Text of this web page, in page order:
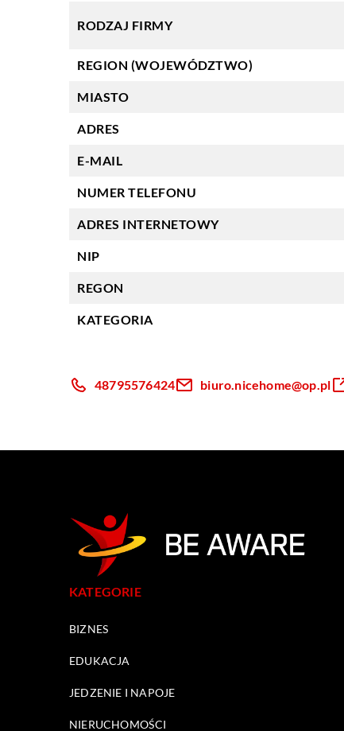
RODZAJ FIRMY
REGION (WOJEWÓDZTWO)
MIASTO
ADRES
E-MAIL
NUMER TELEFONU
ADRES INTERNETOWY
NIP
REGON
KATEGORIA
48795576424 biuro.nicehome@op.pl
KATEGORIE
BIZNES
EDUKACJA
JEDZENIE I NAPOJE
NIERUCHOMOŚCI